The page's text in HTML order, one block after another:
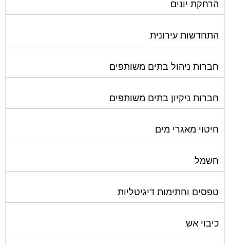
מיגון תא מעלית
מימון תביעות משפטיות
מכבשים ומגרסות לבניין
מכולות אוטומטיות
מנעולן
מעליות
מערכות Wi-Fi
מערכות אזעקה / מצלמות